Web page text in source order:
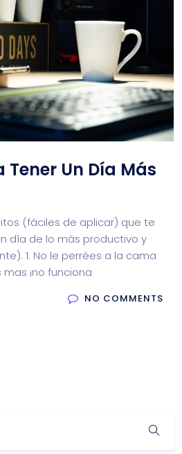
Tener Un Día Más
(fáciles de aplicar) que te
día de lo más productivo y
1. No le perrées a la cama
mas ¡no funciona
NO COMMENTS